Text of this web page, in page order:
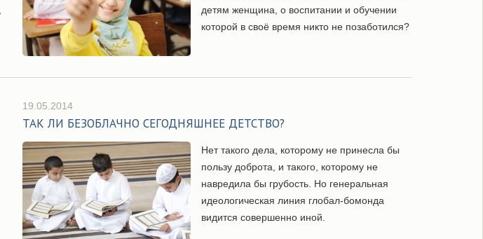
детям женщина, о воспитании и обучении
которой в своё время никто не позаботился?
19.05.2014
ТАК ЛИ БЕЗОБЛАЧНО СЕГОДНЯШНЕЕ ДЕТСТВО?
Нет такого дела, которому не принесла бы
пользу доброта, и такого, которому не
навредила бы грубость. Но генеральная
идеологическая линия глобал-бомонда
видится совершенно иной.